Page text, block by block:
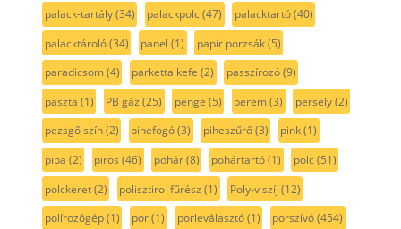
palack-tartály(34) palackpolc(47) palacktartó(40)
palacktároló(34) panel (1) papír porzsák(5)
paradicsom(4) parketta kefe (2) passzírozó(9)
paszta (1) PB gáz (25) penge (5) perem(3) persely(2)
pezsgő szín(2) pihefogó(3) piheszűrő(3) pink(1)
pipa (2) piros (46) pohár(8) pohártartó(1) polc(51)
polckeret(2) polisztirol fűrész (1) Poly-v szíj (12)
polírozógép(1) por(1) porleválasztó(1) porszívó(454)